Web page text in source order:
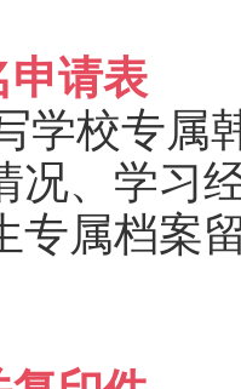
申请表
学校专属
况、学习
专属档案